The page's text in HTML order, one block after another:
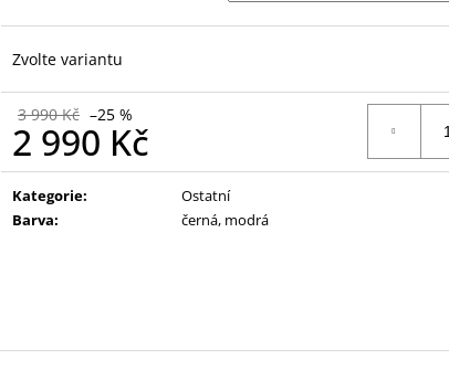
Zvolte variantu
3 990 Kč –25 %
2 990 Kč
Měrná
cena:
Kategorie:
Ostatní
Barva: černá, modrá